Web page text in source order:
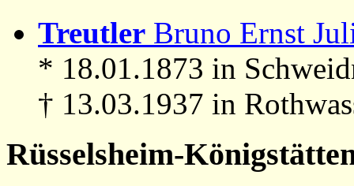
Treutler Bruno Ernst
* 18.01.1873 in
† 13.03.1937 in
Rüsselsheim-